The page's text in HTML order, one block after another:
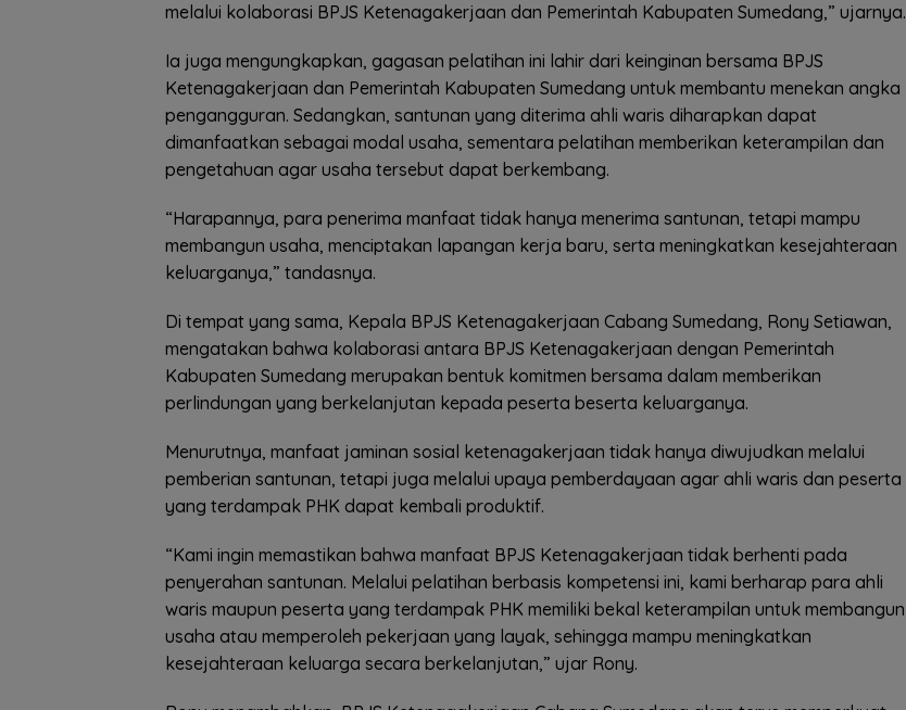
melalui kolaborasi BPJS Ketenagakerjaan dan Pemerintah Kabupaten Sumedang,” ujarnya.
Ia juga mengungkapkan, gagasan pelatihan ini lahir dari keinginan bersama BPJS
Ketenagakerjaan dan Pemerintah Kabupaten Sumedang untuk membantu menekan angka
pengangguran. Sedangkan, santunan yang diterima ahli waris diharapkan dapat
dimanfaatkan sebagai modal usaha, sementara pelatihan memberikan keterampilan dan
pengetahuan agar usaha tersebut dapat berkembang.
“Harapannya, para penerima manfaat tidak hanya menerima santunan, tetapi mampu
membangun usaha, menciptakan lapangan kerja baru, serta meningkatkan kesejahteraan
keluarganya,” tandasnya.
Di tempat yang sama, Kepala BPJS Ketenagakerjaan Cabang Sumedang, Rony Setiawan,
mengatakan bahwa kolaborasi antara BPJS Ketenagakerjaan dengan Pemerintah
Kabupaten Sumedang merupakan bentuk komitmen bersama dalam memberikan
perlindungan yang berkelanjutan kepada peserta beserta keluarganya.
Menurutnya, manfaat jaminan sosial ketenagakerjaan tidak hanya diwujudkan melalui
pemberian santunan, tetapi juga melalui upaya pemberdayaan agar ahli waris dan peserta
yang terdampak PHK dapat kembali produktif.
“Kami ingin memastikan bahwa manfaat BPJS Ketenagakerjaan tidak berhenti pada
penyerahan santunan. Melalui pelatihan berbasis kompetensi ini, kami berharap para ahli
waris maupun peserta yang terdampak PHK memiliki bekal keterampilan untuk membangun
usaha atau memperoleh pekerjaan yang layak, sehingga mampu meningkatkan
kesejahteraan keluarga secara berkelanjutan,” ujar Rony.